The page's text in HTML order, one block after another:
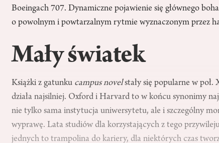
Boeingach 707. Dynamiczne pojawienie się głównego
o powolnym i powtarzalnym rytmie wyznaczonym przez
Mały światek
Książki z gatunku campus novelstały się popularne w
działa najsilniej. Oxford i Harvard to w końcu synonimy
nie tylko sama instytucja uniwersytetu, ale i szczególny
wyprawę. Lata studiów dla korzystających z tego
jednych to trampolina do kariery, dla niektórych czas